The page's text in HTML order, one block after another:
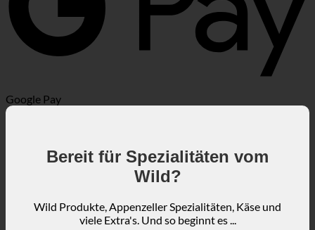
Google Pay
Bereit für Spezialitäten vom
Wild?
Wild Produkte, Appenzeller Spezialitäten, Käse und
viele Extra's. Und so beginnt es ...